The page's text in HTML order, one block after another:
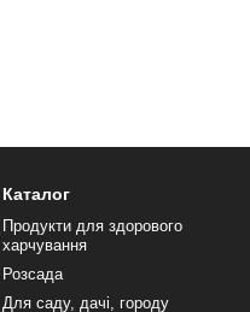
Каталог
Продукти для здорового
харчування
Розсада
Для саду, дачі, городу